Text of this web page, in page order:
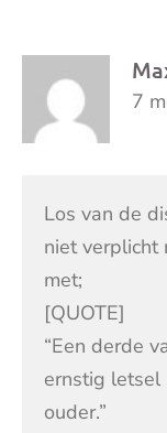
7
Los van de
niet verplicht
met;
[QUOTE]
“Een derde
ernstig letsel
ouder.”